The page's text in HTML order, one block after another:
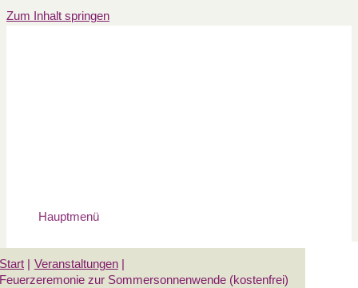
Zum Inhalt springen
Hauptmenü
Start
Veranstaltungen
Feuerzeremonie zur Sommersonnenwende (kostenfrei)